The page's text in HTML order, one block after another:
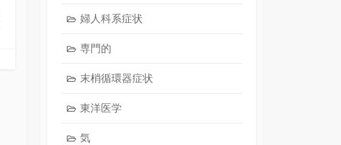
婦人科系症状
専門的
末梢循環器症状
東洋医学
気